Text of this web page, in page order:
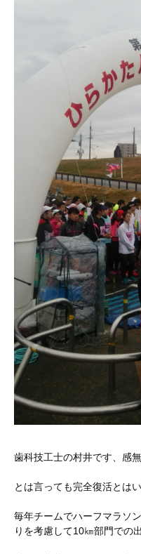
歯科技工士の村井です、感
とは言っても完全復活とはい
毎年チームでハーフマラソ
りを考慮して10㎞部門での